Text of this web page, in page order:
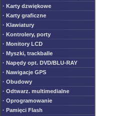
· Karty dzwiękowe
· Karty graficzne
· Klawiatury
· Kontrolery, porty
· Monitory LCD
· Myszki, trackballe
· Napędy opt. DVD/BLU-RAY
· Nawigacje GPS
· Obudowy
· Odtwarz. multimedialne
· Oprogramowanie
· Pamięci Flash